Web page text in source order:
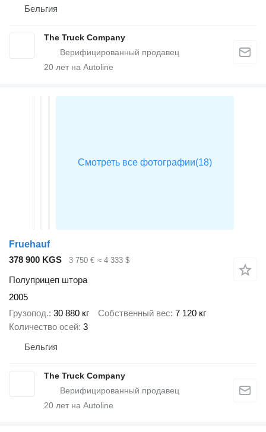
Бельгия
The Truck Company
20 лет на Autoline
Fruehauf
378 900 KGS
3 750 € ≈ 4 333 $
Полуприцеп штора
2005
Грузопод. 30 880 кг Собственный вес 7 120 кг
Количество осей 3
Бельгия
The Truck Company
20 лет на Autoline